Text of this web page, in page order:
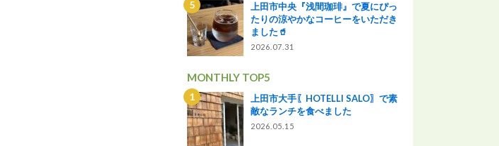
上田市中央『浅間珈琲』で夏にぴっ
たりの涼やかなコーヒーをいただき
ました🥤
2026.07.31
MONTHLY TOP5
上田市大手〖HOTELLI SALO〗で素
敵なランチを食べました
2026.05.15